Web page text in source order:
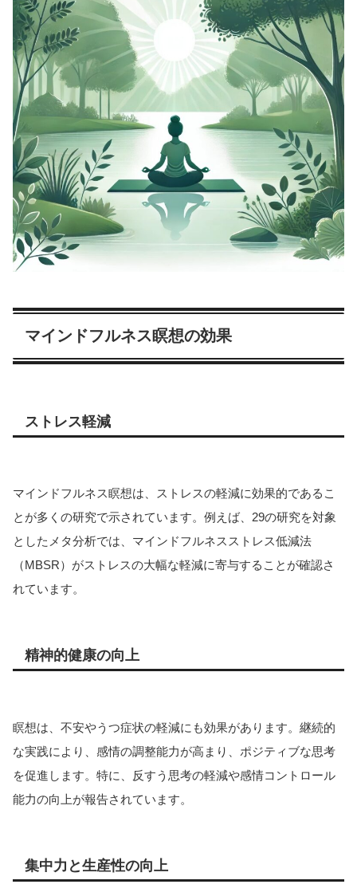
マインドフルネス瞑想の効果
ストレス軽減
マインドフルネス瞑想は、ストレスの軽減に効果的であるこ
とが多くの研究で示されています。例えば、29の研究を対象
としたメタ分析では、マインドフルネスストレス低減法
（MBSR）がストレスの大幅な軽減に寄与することが確認さ
れています。
精神的健康の向上
瞑想は、不安やうつ症状の軽減にも効果があります。継続的
な実践により、感情の調整能力が高まり、ポジティブな思考
を促進します。特に、反すう思考の軽減や感情コントロール
能力の向上が報告されています。
集中力と生産性の向上